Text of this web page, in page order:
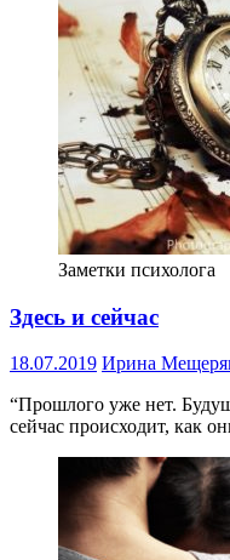
Заметки психолога
Здесь и сейчас
18.07.2019 Ирина
“Прошлого уже нет.
сейчас происходит, как